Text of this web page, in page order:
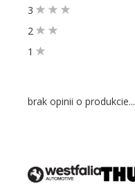
3
2
1
brak opinii o produkcie...